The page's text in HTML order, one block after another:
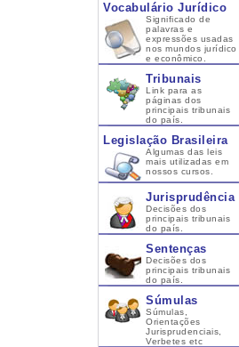
Vocabulário Jurídico
Significado de
palavras e
expressões usadas
nos mundos jurídico
e econômico.
Tribunais
Link para as
páginas dos
principais tribunais
do país.
Legislação Brasileira
Algumas das leis
mais utilizadas em
nossos cursos.
Jurisprudência
Decisões dos
principais tribunais
do país.
Sentenças
Decisões dos
principais tribunais
do país.
Súmulas
Súmulas,
Orientações
Jurisprudenciais,
Verbetes etc